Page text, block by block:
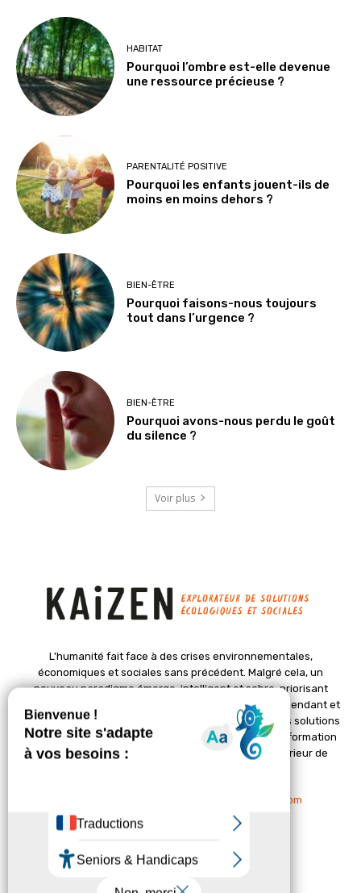
HABITAT
Pourquoi l’ombre est-elle devenue
une ressource précieuse ?
PARENTALITÉ POSITIVE
Pourquoi les enfants jouent-ils de
moins en moins dehors ?
BIEN-ÊTRE
Pourquoi faisons-nous toujours
tout dans l’urgence ?
BIEN-ÊTRE
Pourquoi avons-nous perdu le goût
du silence ?
Voir plus
L'humanité fait face à des crises environnementales,
économiques et sociales sans précédent. Malgré cela, un
nouveau paradigme émerge, intelligent et sobre, priorisant
l'épanouissement de la vie. Le magazine Kaizen, indépendant et
positif, met en lumière des initiatives pionnières et des solutions
créatives pour un avenir meilleur. Il croit en une transformation
profonde des sociétés grâce à un changement intérieur de
contact@kaizen-magazine.com